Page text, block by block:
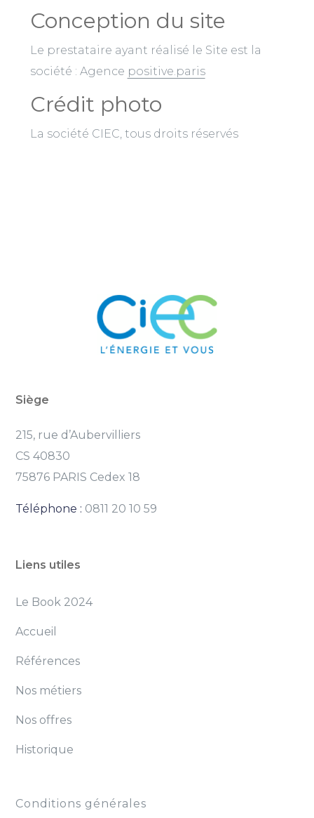
Conception du site
Le prestataire ayant réalisé le Site est la
société : Agence positive.paris
Crédit photo
La société CIEC, tous droits réservés
Siège
215, rue d’Aubervilliers
CS 40830
75876 PARIS Cedex 18
Téléphone : 0811 20 10 59
Liens utiles
Le Book 2024
Accueil
Références
Nos métiers
Nos offres
Historique
Conditions générales